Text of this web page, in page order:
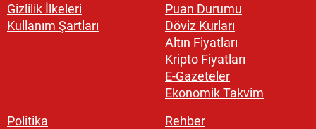
Gizlilik İlkeleri
Kullanım Şartları
Puan Durumu
Döviz Kurları
Altın Fiyatları
Kripto Fiyatları
E-Gazeteler
Ekonomik Takvim
Politika
Rehber